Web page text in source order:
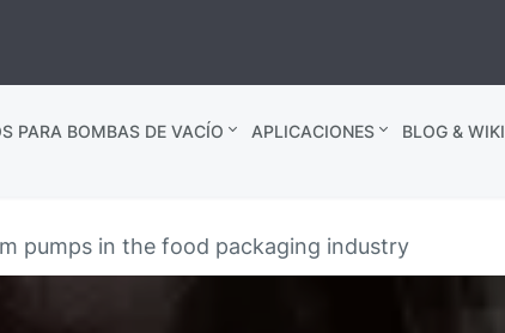
PARA BOMBAS DE VACÍO APLICACIONES BLOG & WIKI
pumps in the food packaging industry